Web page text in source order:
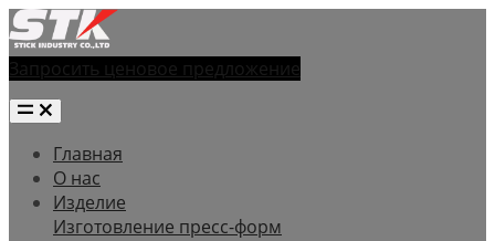
Запросить ценовое предложение
Главная
О нас
Изделие
Изготовление пресс-форм